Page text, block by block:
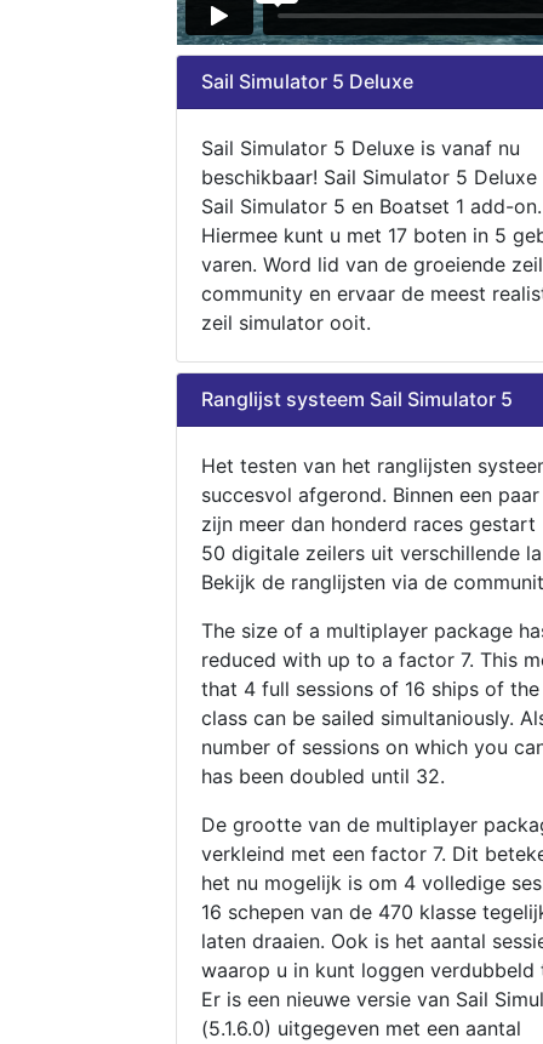
Sail Simulator 5 Deluxe
Sail Simulator 5 Deluxe is vanaf nu
beschikbaar! Sail Simulator 5
Sail Simulator 5 en Boatset 1 add-on.
Hiermee kunt u met 17 boten in 5
varen. Word lid van de groeiende zeil
community en ervaar de meest
zeil simulator ooit.
Ranglijst systeem Sail Simulator 5
Het testen van het ranglijsten
succesvol afgerond. Binnen een
zijn meer dan honderd races gestart
50 digitale zeilers uit verschillende
Bekijk de ranglijsten via de
The size of a multiplayer package
reduced with up to a factor 7. This
that 4 full sessions of 16 ships of
class can be sailed simultaniously.
number of sessions on which you
has been doubled until 32.
De grootte van de multiplayer
verkleind met een factor 7. Dit
het nu mogelijk is om 4 volledige
16 schepen van de 470 klasse
laten draaien. Ook is het aantal
waarop u in kunt loggen verdubbeld
Er is een nieuwe versie van Sail
(5.1.6.0) uitgegeven met een aantal